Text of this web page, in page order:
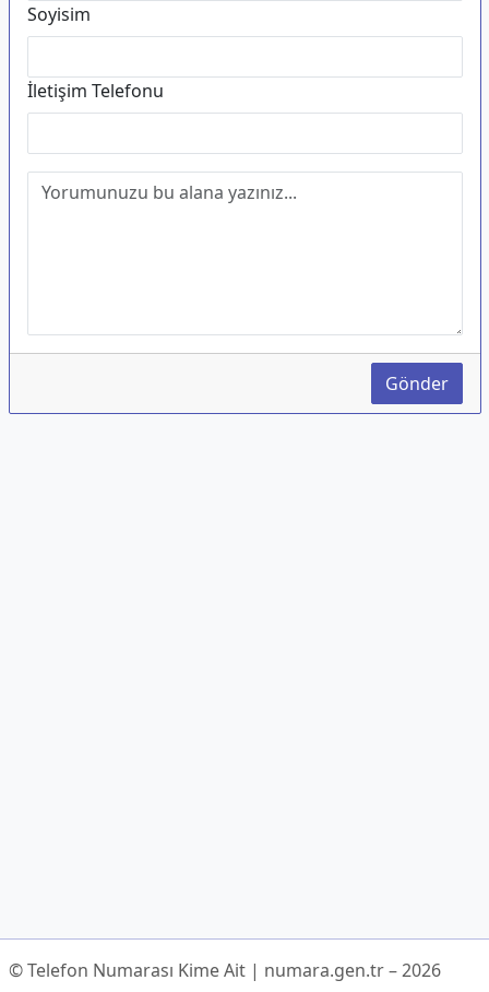
Soyisim
İletişim Telefonu
Gönder
© Telefon Numarası Kime Ait | numara.gen.tr – 2026